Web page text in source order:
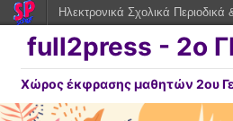
full2press - 2o
Χώρος έκφρασης μαθητών 2ου
Ηλεκτρονικά Σχολικά Περιοδικά